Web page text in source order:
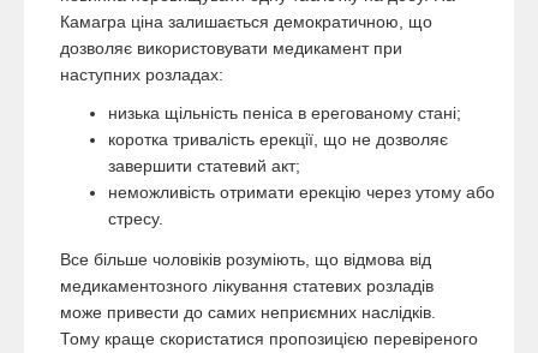
Камагра ціна залишається демократичною, що
дозволяє використовувати медикамент при
наступних розладах:
низька щільність пеніса в ерегованому стані;
коротка тривалість ерекції, що не дозволяє
завершити статевий акт;
неможливість отримати ерекцію через утому або
стресу.
Все більше чоловіків розуміють, що відмова від
медикаментозного лікування статевих розладів
може привести до самих неприємних наслідків.
Тому краще скористатися пропозицією перевіреного